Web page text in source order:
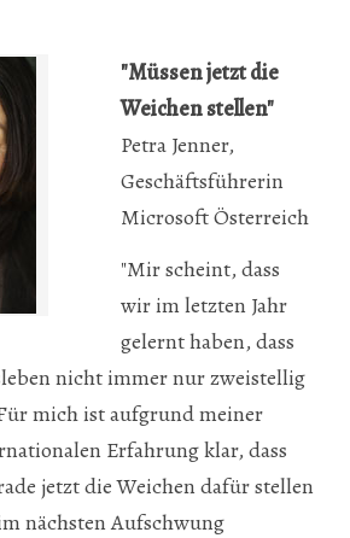
"Müssen jetzt die
Weichen stellen"
Petra Jenner,
Geschäftsführerin
Microsoft Österreich
"Mir scheint, dass
wir im letzten Jahr
gelernt haben, dass
nicht immer nur zweistellig
mich ist aufgrund meiner
Erfahrung klar, dass
jetzt die Weichen dafür stellen
nächsten Aufschwung